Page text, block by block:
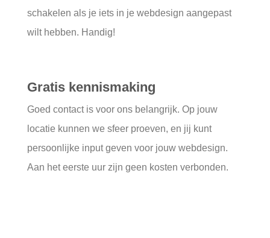
schakelen als je iets in je webdesign aangepast
wilt hebben. Handig!
Gratis kennismaking
Goed contact is voor ons belangrijk. Op jouw
locatie kunnen we sfeer proeven, en jij kunt
persoonlijke input geven voor jouw webdesign.
Aan het eerste uur zijn geen kosten verbonden.